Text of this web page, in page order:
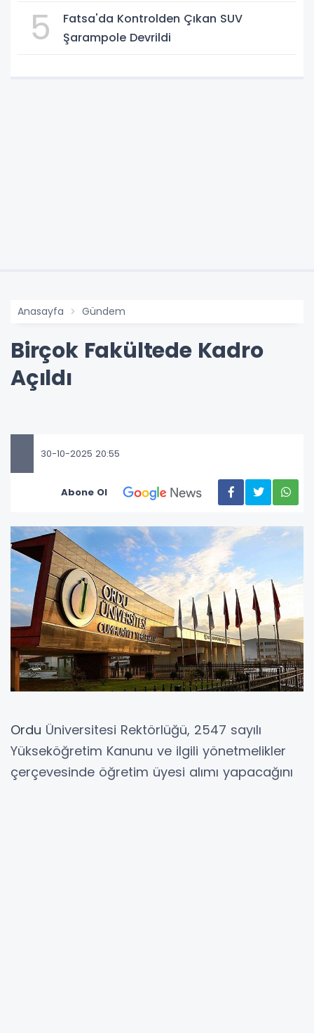
5
Fatsa'da Kontrolden Çıkan SUV
Şarampole Devrildi
Anasayfa Gündem
Birçok Fakültede Kadro
Açıldı
30-10-2025 20:55
Abone Ol
Ordu Üniversitesi Rektörlüğü, 2547 sayılı
Yükseköğretim Kanunu ve ilgili yönetmelikler
çerçevesinde öğretim üyesi alımı yapacağını